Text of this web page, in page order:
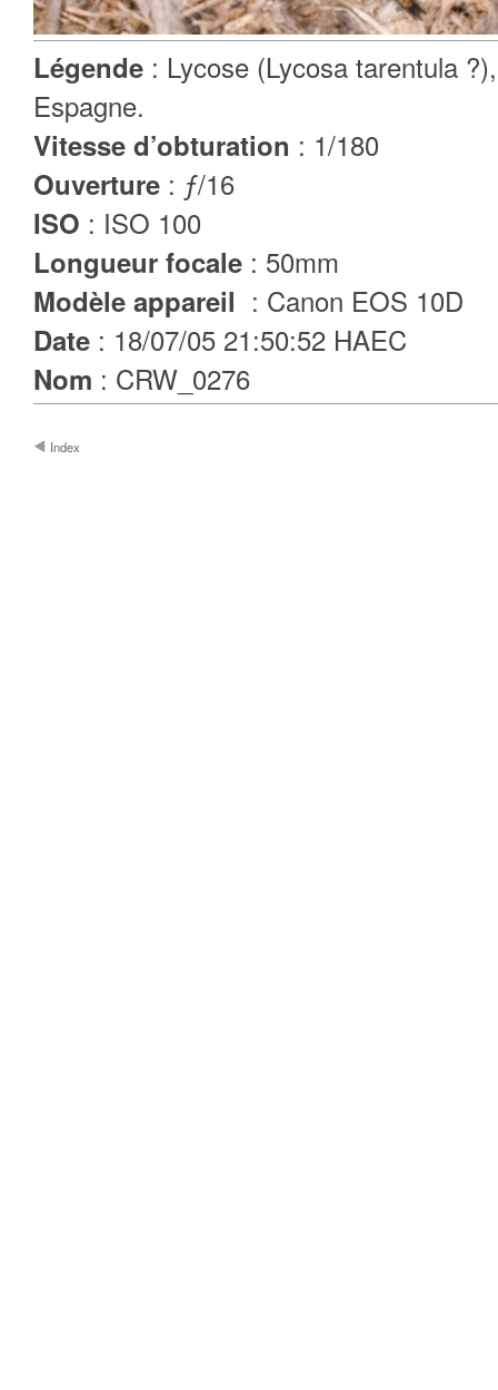
Légende : Lycose (Lycosa tarentula
Espagne.
Vitesse d’obturation : 1/180
Ouverture : ƒ/16
ISO : ISO 100
Longueur focale : 50mm
Modèle appareil : Canon EOS 10D
Date : 18/07/05 21:50:52 HAEC
Nom : CRW_0276
Index